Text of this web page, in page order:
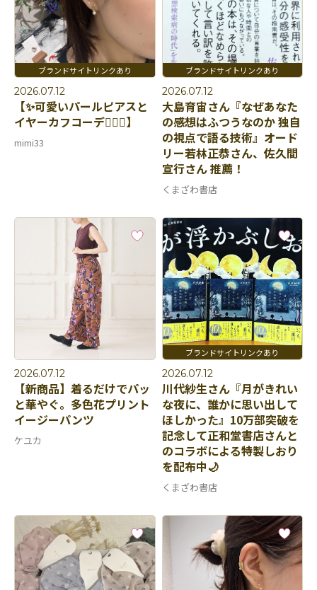
2026.07.12
【✨可愛いパールピアスと
イヤーカフコーデ👂🏻💛】
mimi33
2026.07.12
大島育宙さん『なぜあなた
の感想はふつうなのか 独自
の視点で語る技術』オード
リー若林正恭さん、佐久間
宣行さん 推薦！
くまざわ書店
2026.07.12
【新商品】着るだけでパッ
と華やぐ。多色花プリント
イージーパンツ
ケユカ
2026.07.12
川代紗生さん『月がきれい
な夜に、誰かに思い出して
ほしかった』10万部突破を
記念して正和堂書店さんと
のコラボによる特製しおり
を配布中🌙
くまざわ書店